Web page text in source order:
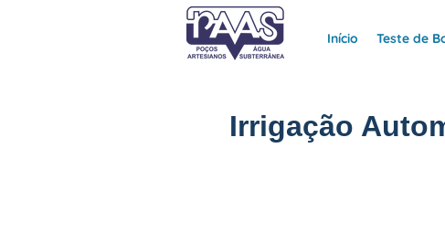
Início Teste de
Irrigação